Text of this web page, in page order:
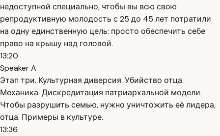
недоступной специально, чтобы вы всю свою
репродуктивную молодость с 25 до 45 лет потратили
на одну единственную цель: просто обеспечить себе
право на крышу над головой.
13:20
Speaker A
Этап три. Культурная диверсия. Убийство отца.
Механика. Дискредитация патриархальной модели.
Чтобы разрушить семью, нужно уничтожить её лидера,
отца. Примеры в культуре.
13:36